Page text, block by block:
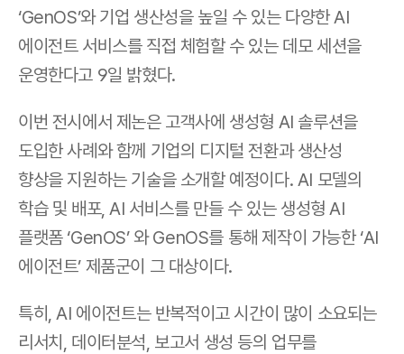
‘GenOS’와 기업 생산성을 높일 수 있는 다양한 AI
에이전트 서비스를 직접 체험할 수 있는 데모 세션을
운영한다고 9일 밝혔다.
이번 전시에서 제논은 고객사에 생성형 AI 솔루션을
도입한 사례와 함께 기업의 디지털 전환과 생산성
향상을 지원하는 기술을 소개할 예정이다. AI 모델의
학습 및 배포, AI 서비스를 만들 수 있는 생성형 AI
플랫폼 ‘GenOS’ 와 GenOS를 통해 제작이 가능한 ‘AI
에이전트’ 제품군이 그 대상이다.
특히, AI 에이전트는 반복적이고 시간이 많이 소요되는
리서치, 데이터분석, 보고서 생성 등의 업무를